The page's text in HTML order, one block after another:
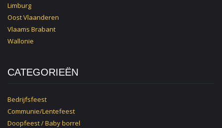
Limburg
Oost Vlaanderen
Vlaams Brabant
Wallonie
CATEGORIEËN
Bedrijfsfeest
Communie/Lentefeest
Doopfeest / Baby borrel